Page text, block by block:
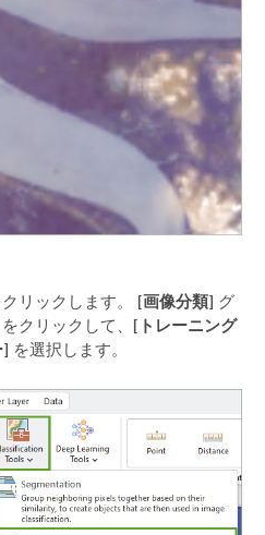
リックします。 [画像分類] グ
をクリックして、 [トレーニング
を選択します。